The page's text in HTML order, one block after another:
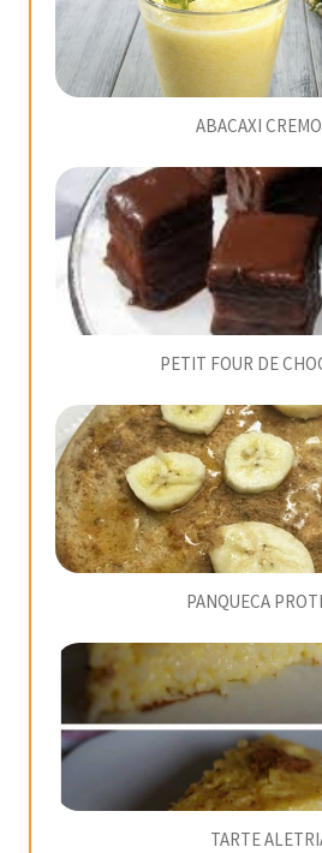
ABACAXI
PETIT FOUR DE
PANQUECA
TARTE